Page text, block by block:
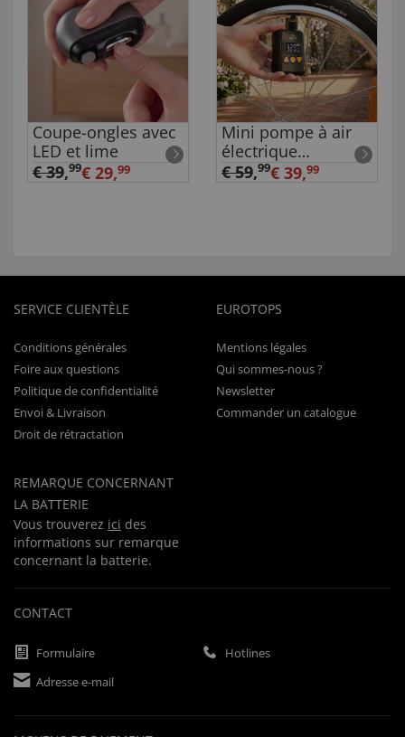
Coupe-ongles avec
LED et lime
€ 39,99€ 29,99
Mini pompe à air
électrique
rechargeable
€ 59,99€ 39,99
SERVICE CLIENTÈLE
Conditions générales
Foire aux questions
Politique de confidentialité
Envoi & Livraison
Droit de rétractation
REMARQUE CONCERNANT
LA BATTERIE
Vous trouverez ici des
informations sur remarque
concernant la batterie.
EUROTOPS
Mentions légales
Qui sommes-nous ?
Newsletter
Commander un catalogue
CONTACT
Formulaire
Hotlines
Adresse e-mail